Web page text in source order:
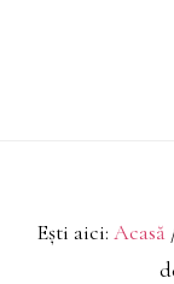
Ești aici: Acasă